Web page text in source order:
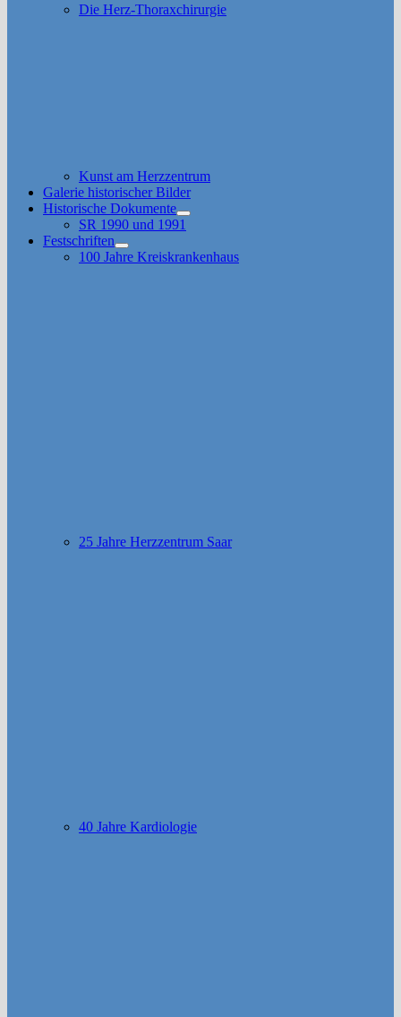
Die Herz-Thoraxchirurgie
Kunst am Herzzentrum
Galerie historischer Bilder
Historische Dokumente
Untermenü
anzeigen
SR 1990 und 1991
Festschriften
Untermenü
anzeigen
100 Jahre Kreiskrankenhaus
25 Jahre Herzzentrum Saar
40 Jahre Kardiologie